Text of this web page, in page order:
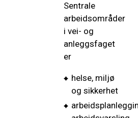
Sentrale
arbeidsområder
i vei- og
anleggsfaget
er
helse, miljø
og sikkerhet